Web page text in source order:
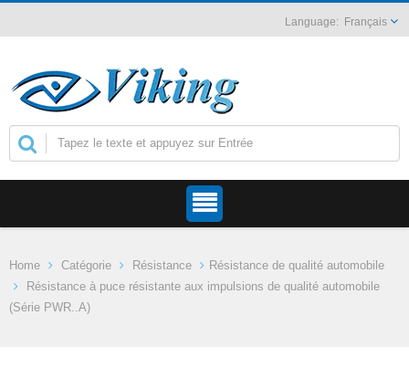
Français
Home Catégorie Résistance
Résistance de qualité automobile
Résistance à puce résistante aux impulsions de qualité automobile
(Série PWR..A)